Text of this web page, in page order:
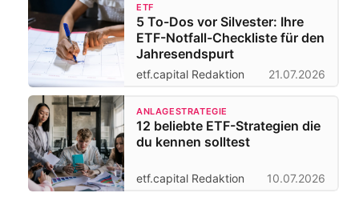
ETF
5 To-Dos vor Silvester: Ihre
ETF-Notfall-Checkliste für den
Jahresendspurt
etf.capital Redaktion 21.07.2026
ANLAGESTRATEGIE
12 beliebte ETF-Strategien die
du kennen solltest
etf.capital Redaktion 10.07.2026